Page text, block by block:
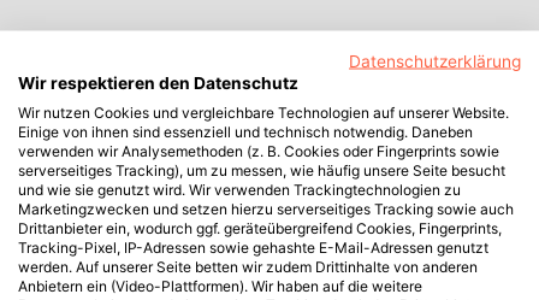
Datenschutzerklärung
Wir respektieren den Datenschutz
Wir nutzen Cookies und vergleichbare Technologien auf unserer Website.
Einige von ihnen sind essenziell und technisch notwendig. Daneben
verwenden wir Analysemethoden (z. B. Cookies oder Fingerprints sowie
serverseitiges Tracking), um zu messen, wie häufig unsere Seite besucht
und wie sie genutzt wird. Wir verwenden Trackingtechnologien zu
Marketingzwecken und setzen hierzu serverseitiges Tracking sowie auch
Drittanbieter ein, wodurch ggf. geräteübergreifend Cookies, Fingerprints,
Tracking-Pixel, IP-Adressen sowie gehashte E-Mail-Adressen genutzt
werden. Auf unserer Seite betten wir zudem Drittinhalte von anderen
Anbietern ein (Video-Plattformen). Wir haben auf die weitere